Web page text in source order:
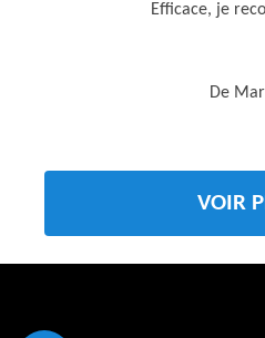
Efficace, je
De
VOIR